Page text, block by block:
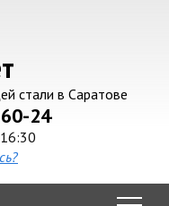
стали в Саратове
24